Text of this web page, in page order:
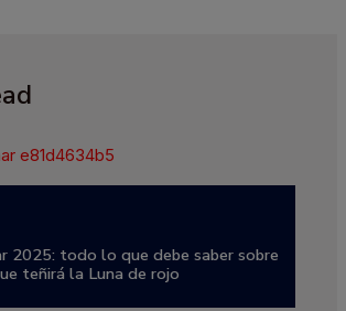
2025: todo lo que debe saber sobre
teñirá la Luna de rojo